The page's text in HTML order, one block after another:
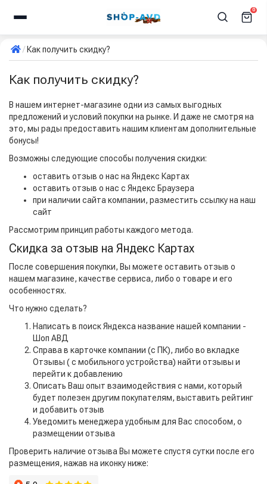
0
Как получить скидку?
Как получить скидку?
В нашем интернет-магазине одни из самых выгодных
предложений и условий покупки на рынке. И даже не смотря на
это, мы рады предоставить нашим клиентам дополнительные
бонусы!
Возможны следующие способы получения скидки:
оставить отзыв о нас на Яндекс Картах
оставить отзыв о нас с Яндекс Браузера
при наличии сайта компании, разместить ссылку на наш
сайт
Рассмотрим принцип работы каждого метода.
Скидка за отзыв на Яндекс Картах
После совершения покупки, Вы можете оставить отзыв о
нашем магазине, качестве сервиса, либо о товаре и его
особенностях.
Что нужно сделать?
Написать в поиск Яндекса название нашей компании -
Шоп АВД
Справа в карточке компании (с ПК), либо во вкладке
Отзывы ( с мобильного устройства) найти отзывы и
перейти к добавлению
Описать Ваш опыт взаимодействия с нами, который
будет полезен другим покупателям, выставить рейтинг
и добавить отзыв
Уведомить менеджера удобным для Вас способом, о
размещении отзыва
Проверить наличие отзыва Вы можете спустя сутки после его
размещения, нажав на иконку ниже: